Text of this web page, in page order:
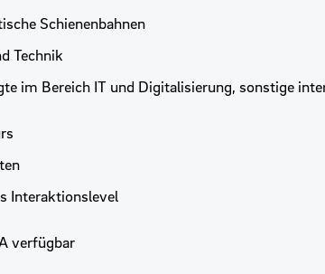
Schienenbahnen
Technik
im Bereich IT und Digitalisierung, sonstige
Interaktionslevel
verfügbar